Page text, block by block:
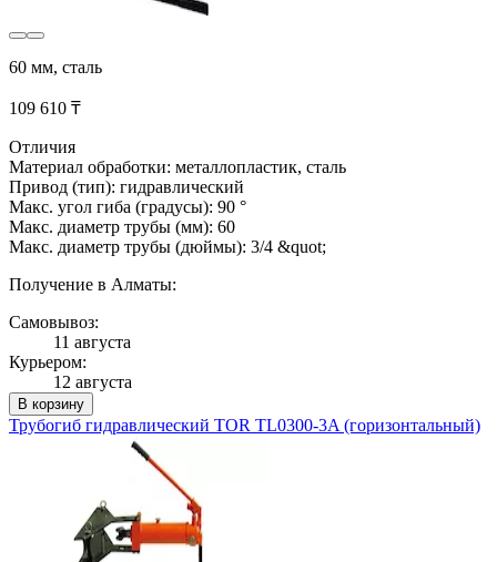
60 мм, сталь
109 610 ₸
Отличия
Материал обработки: металлопластик, сталь
Привод (тип): гидравлический
Макс. угол гиба (градусы): 90 °
Макс. диаметр трубы (мм): 60
Макс. диаметр трубы (дюймы): 3/4 &quot;
Получение в Алматы:
Самовывоз:
11 августа
Курьером:
12 августа
В корзину
Трубогиб гидравлический TOR TL0300-3A (горизонтальный)